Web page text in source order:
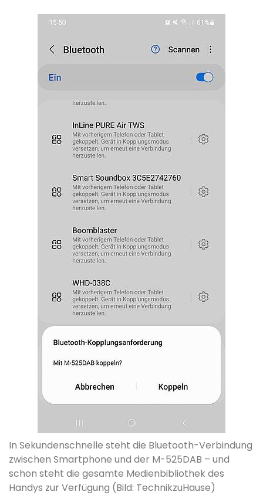
In Sekundenschnelle steht die Bluetooth-Verbindung
zwischen Smartphone und der M-525DAB – und
schon steht die gesamte Medienbibliothek des
Handys zur Verfügung (Bild: TechnikzuHause)